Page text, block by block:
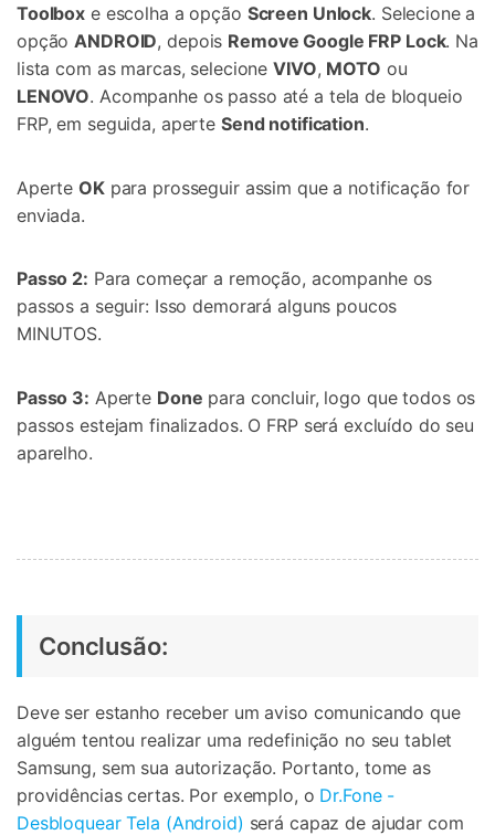
Toolbox e escolha a opção Screen Unlock. Selecione a
opção ANDROID, depois Remove Google FRP Lock. Na
lista com as marcas, selecioneVIVO, MOTO ou
LENOVO. Acompanhe os passo até a tela de bloqueio
FRP, em seguida, aperte Send notification.
AperteOKpara prosseguir assim que a notificação for
enviada.
Passo 2: Para começar a remoção, acompanhe os
passos a seguir: Isso demorará alguns poucos
MINUTOS.
Passo 3: Aperte Done para concluir, logo que todos os
passos estejam finalizados. O FRP será excluído do seu
aparelho.
Conclusão:
Deve ser estanho receber um aviso comunicando que
alguém tentou realizar uma redefinição no seu tablet
Samsung, sem sua autorização. Portanto, tome as
providências certas. Por exemplo, o Dr.Fone -
Desbloquear Tela (Android) será capaz de ajudar com